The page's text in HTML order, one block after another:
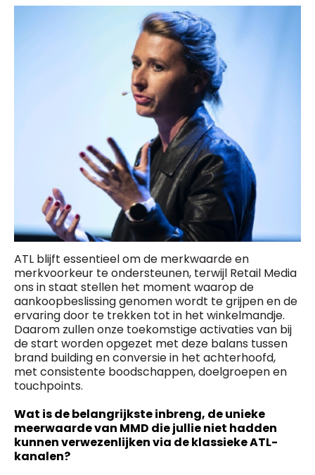
ATL blijft essentieel om de merkwaarde en
merkvoorkeur te ondersteunen, terwijl Retail Media
ons in staat stellen het moment waarop de
aankoopbeslissing genomen wordt te grijpen en de
ervaring door te trekken tot in het winkelmandje.
Daarom zullen onze toekomstige activaties van bij
de start worden opgezet met deze balans tussen
brand building en conversie in het achterhoofd,
met consistente boodschappen, doelgroepen en
touchpoints.
Wat is de belangrijkste inbreng, de unieke
meerwaarde van MMD die jullie niet hadden
kunnen verwezenlijken via de klassieke ATL-
kanalen?